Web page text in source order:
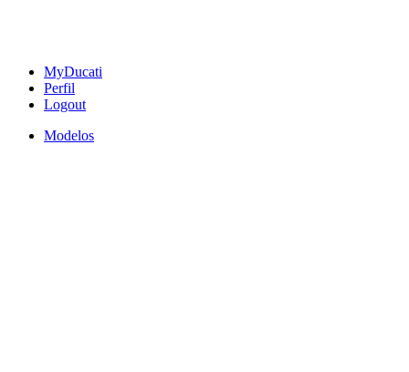
MyDucati
Perfil
Logout
Modelos